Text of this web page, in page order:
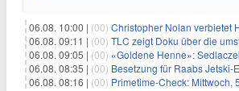
06.08. 10:00 | (00) Christopher Nolan verbietet
06.08. 09:11 | (00) TLC zeigt Doku über die
06.08. 09:05 | (00) «Goldene Henne»:
06.08. 08:35 | (00) Besetzung für Raabs Jetski-
06.08. 08:16 | (00) Primetime-Check: Mittwoch,